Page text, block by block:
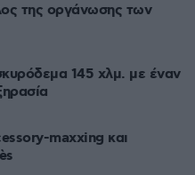
της οργάνωσης των
145 χλμ. με έναν
maxxing και